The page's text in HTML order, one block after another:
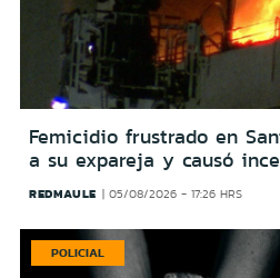
Femicidio frustrado en
a su expareja y causó
REDMAULE 05/08/2026 - 17:26 HRS
POLICIAL